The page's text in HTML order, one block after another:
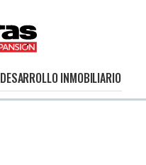
DESARROLLO INMOBILIARIO